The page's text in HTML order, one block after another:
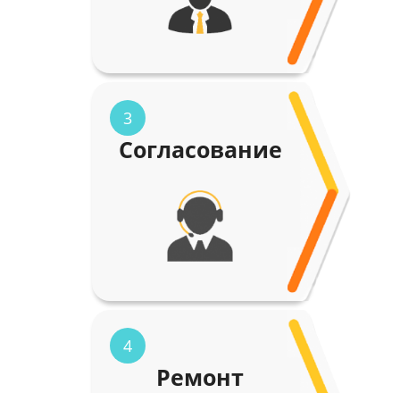
3
Согласование
4
Ремонт